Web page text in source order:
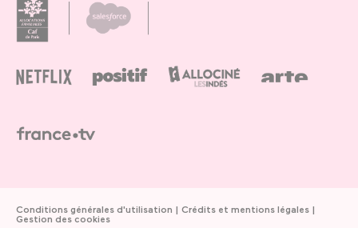
Conditions générales d'utilisation
Crédits et mentions légales
Gestion des cookies